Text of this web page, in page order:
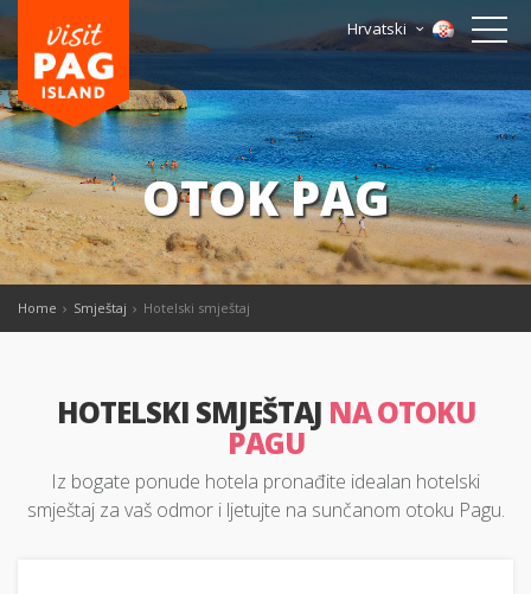
Hrvatski
OTOK PAG
Home Smještaj Hotelski smještaj
HOTELSKI SMJEŠTAJ NA OTOKU
PAGU
Iz bogate ponude hotela pronađite idealan hotelski
smještaj za vaš odmor i ljetujte na sunčanom otoku Pagu.